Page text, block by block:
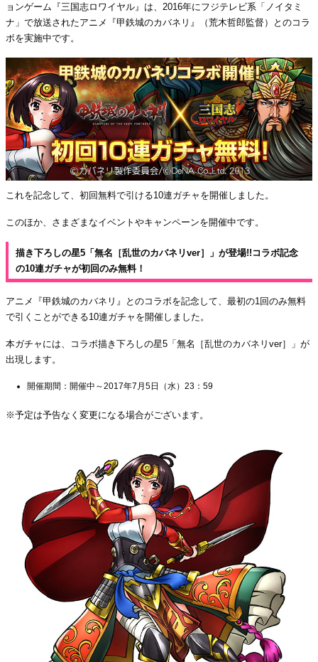
ョンゲーム『三国志ロワイヤル』は、2016年にフジテレビ系「ノイタミ
ナ」で放送されたアニメ『甲鉄城のカバネリ』（荒木哲郎監督）とのコラ
ボを実施中です。
これを記念して、初回無料で引ける10連ガチャを開催しました。
このほか、さまざまなイベントやキャンペーンを開催中です。
描き下ろしの星5「無名［乱世のカバネリver］」が登場!!コラボ記念
の10連ガチャが初回のみ無料！
アニメ『甲鉄城のカバネリ』とのコラボを記念して、最初の1回のみ無料
で引くことができる10連ガチャを開催しました。
本ガチャには、コラボ描き下ろしの星5「無名［乱世のカバネリver］」が
出現します。
開催期間：開催中～2017年7月5日（水）23：59
※予定は予告なく変更になる場合がございます。